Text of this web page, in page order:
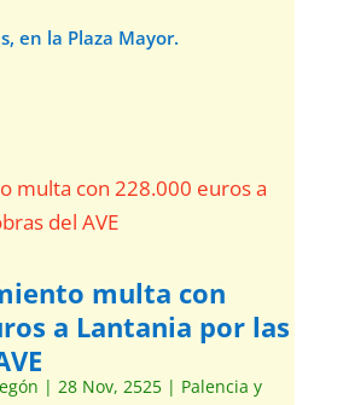
en la Plaza Mayor.
multa con
a Lantania por las
| 28 Nov, 2525| Palencia y